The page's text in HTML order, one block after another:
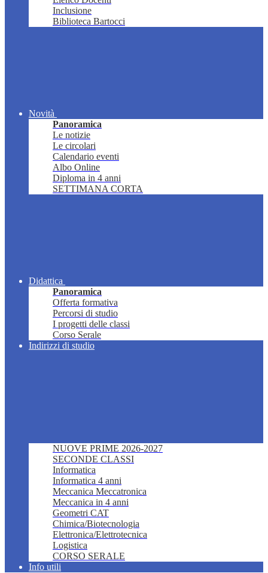
Inclusione
Biblioteca Bartocci
Novità
Panoramica
Le notizie
Le circolari
Calendario eventi
Albo Online
Diploma in 4 anni
SETTIMANA CORTA
Didattica
Panoramica
Offerta formativa
Percorsi di studio
I progetti delle classi
Corso Serale
Indirizzi di studio
NUOVE PRIME 2026-2027
SECONDE CLASSI
Informatica
Informatica 4 anni
Meccanica Meccatronica
Meccanica in 4 anni
Geometri CAT
Chimica/Biotecnologia
Elettronica/Elettrotecnica
Logistica
CORSO SERALE
Info utili